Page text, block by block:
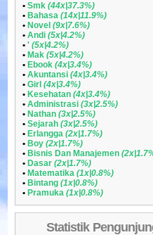
• Smk (44x|37.3%)
• Bahasa (14x|11.9%)
• Novel (9x|7.6%)
• Andi (5x|4.2%)
• ' (5x|4.2%)
• Mak (5x|4.2%)
• Ebook (4x|3.4%)
• Akuntansi (4x|3.4%)
• Girl (4x|3.4%)
• Kesehatan (4x|3.4%)
• Administrasi (3x|2.5%)
• Nathan (3x|2.5%)
• Sejarah (3x|2.5%)
• Erlangga (2x|1.7%)
• Boy (2x|1.7%)
• Bisnis Dan Manajemen
• Dasar (2x|1.7%)
• Matematika (1x|0.8%)
• Bintang (1x|0.8%)
• Pramuka (1x|0.8%)
Statistik